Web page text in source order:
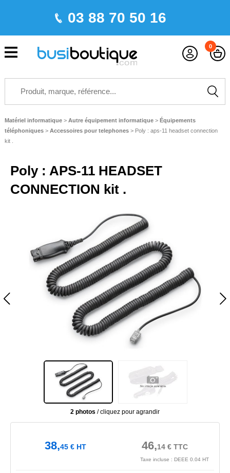
03 88 70 50 16
0
Matériel informatique > Autre équipement informatique > Équipements
téléphoniques > Accessoires pour telephones> Poly : aps-11 headset connection
kit .
Poly : APS-11 HEADSET
CONNECTION kit .
2 photos / cliquez pour agrandir
38,45€HT 46,14€TTC
Taxe incluse : DEEE 0.04 HT